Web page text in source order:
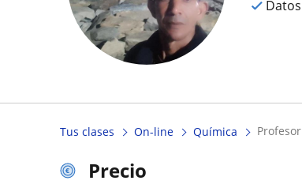
Tus clases On-line Química
Precio